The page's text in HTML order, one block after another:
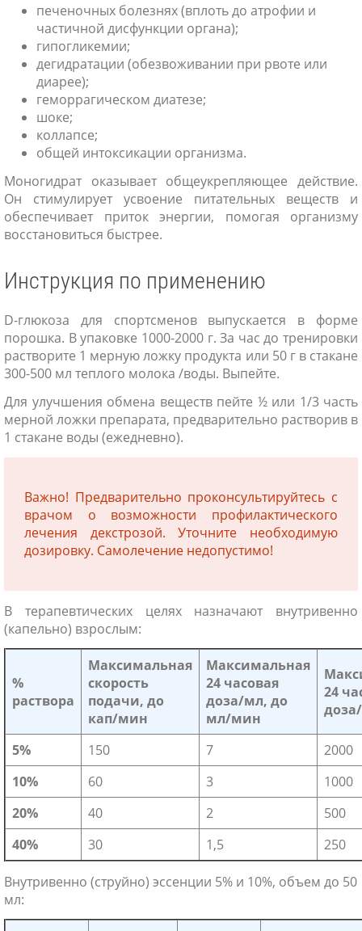
печеночных болезнях (вплоть до атрофии и
частичной дисфункции органа);
гипогликемии;
дегидратации (обезвоживании при рвоте или
диарее);
геморрагическом диатезе;
шоке;
коллапсе;
общей интоксикации организма.
Моногидрат оказывает общеукрепляющее действие.
Он стимулирует усвоение питательных веществ и
обеспечивает приток энергии, помогая организму
восстановиться быстрее.
Инструкция по применению
D-глюкоза для спортсменов выпускается в форме
порошка. В упаковке 1000-2000 г. За час до тренировки
растворите 1 мерную ложку продукта или 50 г в стакане
300-500 мл теплого молока /воды. Выпейте.
Для улучшения обмена веществ пейте ½ или 1/3 часть
мерной ложки препарата, предварительно растворив в
1 стакане воды (ежедневно).
Важно! Предварительно проконсультируйтесь с
врачом о возможности профилактического
лечения декстрозой. Уточните необходимую
дозировку. Самолечение недопустимо!
В терапевтических целях назначают внутривенно
(капельно) взрослым:
%
раствора
Максимальная
скорость
подачи, до
кап/мин
Максимальная
24 часовая
доза/мл, до
мл/мин
24
5% 150 7
2000
10%
60 3
1000
20%
40 2
500
40%
30 1,5 250
Внутривенно (струйно) эссенции 5% и 10%, объем до 50
мл: